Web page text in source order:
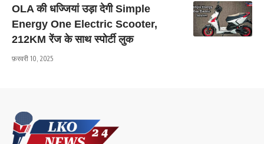
OLA की धज्जियां उड़ा देगी Simple
Energy One Electric Scooter,
212KM रेंज के साथ स्पोर्टी लुक
फ़रवरी 10, 2025